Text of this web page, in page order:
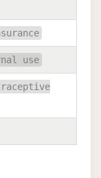
use